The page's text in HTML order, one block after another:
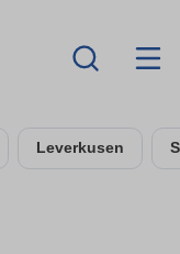
Leverkusen